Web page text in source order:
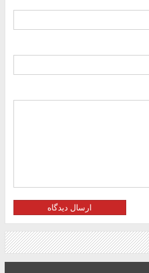
ارسال دیدگاه